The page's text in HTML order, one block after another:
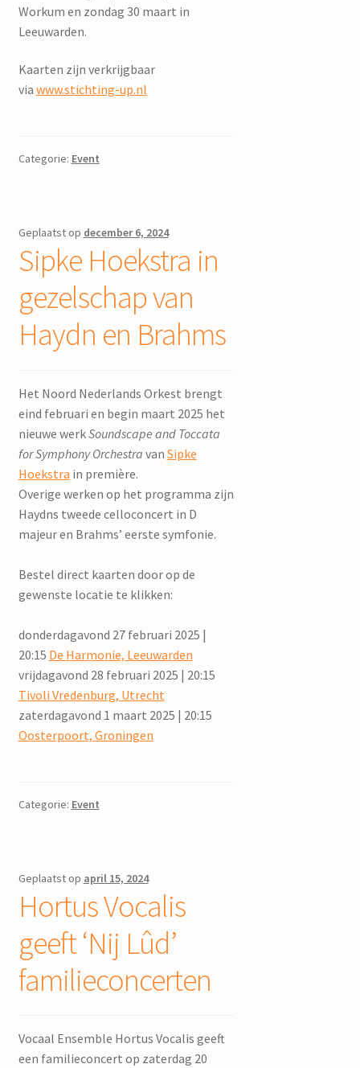
Workum en zondag 30 maart in
Leeuwarden.
Kaarten zijn verkrijgbaar
via www.stichting-up.nl
Categorie: Event
Geplaatst op december 6, 2024
Sipke Hoekstra in
gezelschap van
Haydn en Brahms
Het Noord Nederlands Orkest brengt
eind februari en begin maart 2025 het
nieuwe werkSoundscape and Toccata
for Symphony Orchestra van Sipke
Hoekstra in première.
Overige werken op het programma zijn
Haydns tweede celloconcert in D
majeur en Brahms’ eerste symfonie.
Bestel direct kaarten door op de
gewenste locatie te klikken:
donderdagavond 27 februari 2025 |
20:15 De Harmonie, Leeuwarden
vrijdagavond 28 februari 2025 | 20:15
Tivoli Vredenburg, Utrecht
zaterdagavond 1 maart 2025 | 20:15
Oosterpoort, Groningen
Categorie: Event
Geplaatst op april 15, 2024
Hortus Vocalis
geeft ‘Nij Lûd’
familieconcerten
Vocaal Ensemble Hortus Vocalis geeft
een familieconcert op zaterdag 20